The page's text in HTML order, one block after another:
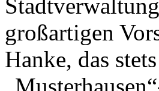
großartigen
Hanke, das